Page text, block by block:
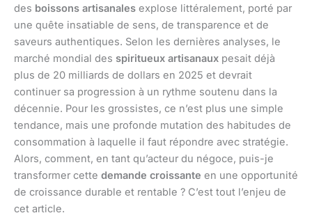
des boissons artisanales explose littéralement, porté par
une quête insatiable de sens, de transparence et de
saveurs authentiques. Selon les dernières analyses, le
marché mondial des spiritueux artisanaux pesait déjà
plus de 20 milliards de dollars en 2025 et devrait
continuer sa progression à un rythme soutenu dans la
décennie. Pour les grossistes, ce n’est plus une simple
tendance, mais une profonde mutation des habitudes de
consommation à laquelle il faut répondre avec stratégie.
Alors, comment, en tant qu’acteur du négoce, puis-je
transformer cette demande croissante en une opportunité
de croissance durable et rentable ? C’est tout l’enjeu de
cet article.